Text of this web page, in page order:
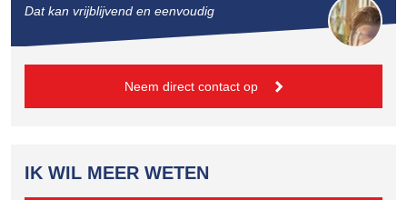
Dat kan vrijblijvend en eenvoudig
Neem direct contact op
IK WIL MEER WETEN